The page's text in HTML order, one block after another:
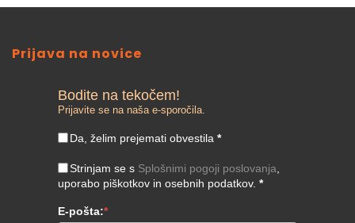
Prijava na novice
Bodite na tekočem!
Prijavite se na naša e-sporočila.
Da, želim prejemati obvestila *
Strinjam se s Splošnimi pogoji poslovanja
uporabo piškotkov in osebnih podatkov. *
E-pošta:*